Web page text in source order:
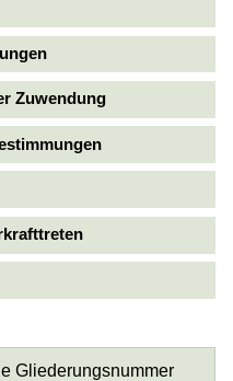
Zuwendung
Gliederungsnummer